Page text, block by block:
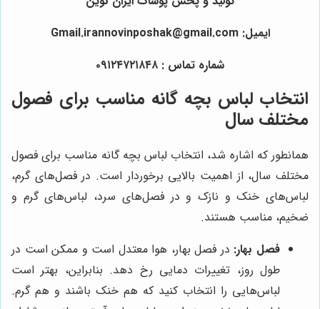
ایمیل: Gmail.irannovinposhak@gmail.com
شماره تماس : ۰۹۱۲۴۷۲۱۸۴۸
انتخاب لباس بچه گانه مناسب برای فصول
مختلف سال
همانطور که اشاره شد، انتخاب لباس بچه گانه مناسب برای فصول
مختلف سال، از اهمیت بالایی برخوردار است. در فصل‌های گرم،
لباس‌های خنک و نازک و در فصل‌های سرد، لباس‌های گرم و
ضخیم، مناسب هستند.
فصل بهار: در فصل بهار، هوا معتدل است و ممکن است در
طول روز، تغییرات دمایی رخ دهد. بنابراین، بهتر است
لباس‌هایی را انتخاب کنید که هم خنک باشند و هم گرم.